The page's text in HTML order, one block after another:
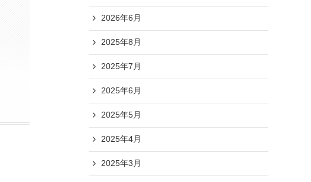
2026年6月
2025年8月
2025年7月
2025年6月
2025年5月
2025年4月
2025年3月